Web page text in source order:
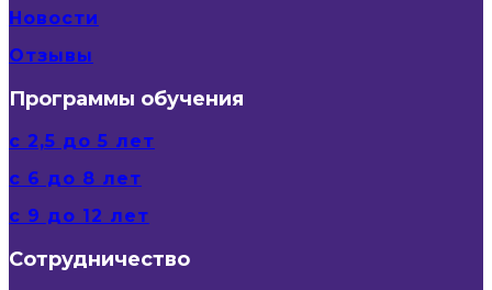
Новости
Отзывы
Программы обучения
с 2,5 до 5 лет
с 6 до 8 лет
с 9 до 12 лет
Сотрудничество